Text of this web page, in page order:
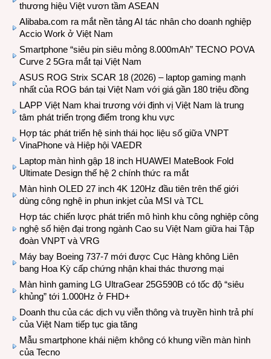
thương hiệu Việt vươn tầm ASEAN
Alibaba.com ra mắt nền tảng AI tác nhân cho doanh nghiệp
Accio Work ở Việt Nam
Smartphone “siêu pin siêu mỏng 8.000mAh” TECNO POVA
Curve 2 5Gra mắt tại Việt Nam
ASUS ROG Strix SCAR 18 (2026) – laptop gaming mạnh
nhất của ROG bán tại Việt Nam với giá gần 180 triệu đồng
LAPP Việt Nam khai trương với định vị Việt Nam là trung
tâm phát triển trọng điểm trong khu vực
Hợp tác phát triển hệ sinh thái học liệu số giữa VNPT
VinaPhone và Hiệp hội VAEDR
Laptop màn hình gập 18 inch HUAWEI MateBook Fold
Ultimate Design thế hệ 2 chính thức ra mắt
Màn hình OLED 27 inch 4K 120Hz đầu tiên trên thế giới
dùng công nghệ in phun inkjet của MSI và TCL
Hợp tác chiến lược phát triển mô hình khu công nghiệp công
nghệ số hiện đại trong ngành Cao su Việt Nam giữa hai Tập
đoàn VNPT và VRG
Máy bay Boeing 737-7 mới được Cục Hàng không Liên
bang Hoa Kỳ cấp chứng nhận khai thác thương mại
Màn hình gaming LG UltraGear 25G590B có tốc độ “siêu
khủng” tới 1.000Hz ở FHD+
Doanh thu của các dịch vụ viễn thông và truyền hình trả phí
của Việt Nam tiếp tục gia tăng
Mẫu smartphone khái niệm không có khung viền màn hình
của Tecno